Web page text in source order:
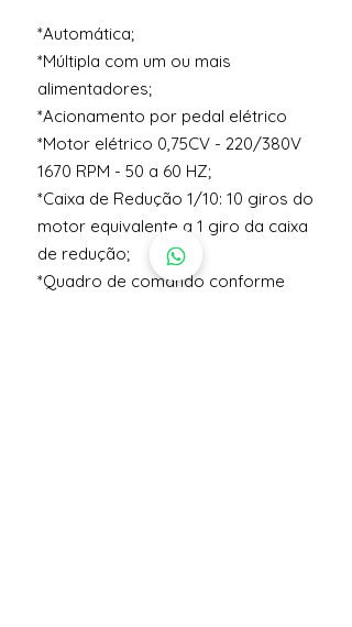
*Automática;
*Múltipla com um ou mais
alimentadores;
*Acionamento por pedal elétrico
*Motor elétrico 0,75CV - 220/380V
1670 RPM - 50 a 60 HZ;
*Caixa de Redução 1/10: 10 giros do
motor equivalente a 1 giro da caixa
de redução;
*Quadro de comando conforme